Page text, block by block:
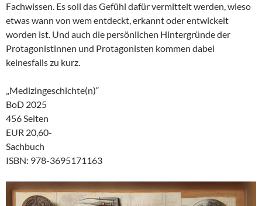
Fachwissen. Es soll das Gefühl dafür vermittelt werden, wieso
etwas wann von wem entdeckt, erkannt oder entwickelt
worden ist. Und auch die persönlichen Hintergründe der
Protagonistinnen und Protagonisten kommen dabei
keinesfalls zu kurz.
„Medizingeschichte(n)“
BoD 2025
456 Seiten
EUR 20,60-
Sachbuch
ISBN: 978-3695171163